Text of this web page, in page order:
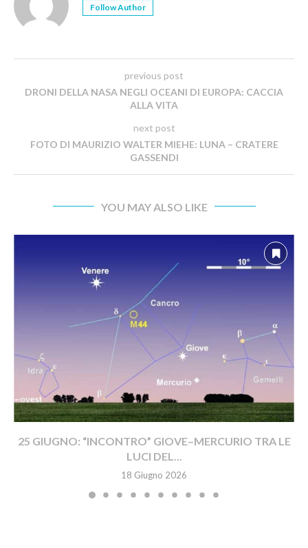
Follow Author
previous post
DRONI DELLA NASA NEGLI OCEANI DI EUROPA: CACCIA
ALLA VITA
next post
FOTO DI MAURIZIO WALTER MIEHE: LUNA – CRATERE
GASSENDI
YOU MAY ALSO LIKE
25 GIUGNO: “INCONTRO” GIOVE–MERCURIO TRA LE
LUCI DEL...
18 Giugno 2026